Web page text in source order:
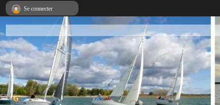
Se connecter
Panneau de gestion des cookies